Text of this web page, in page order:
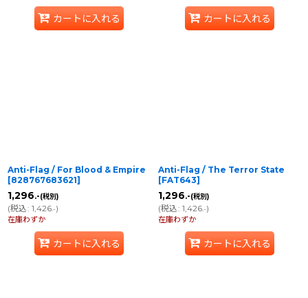
カートに入れる カートに入れる
Anti-Flag / For Blood & Empire
[828767683621]
1,296.-(税別)
(税込: 1,426.-)
在庫わずか
カートに入れる
Anti-Flag / The Terror State
[FAT643]
1,296.-(税別)
(税込: 1,426.-)
在庫わずか
カートに入れる